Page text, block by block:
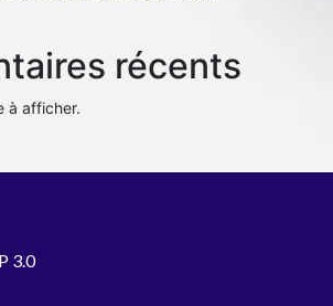
récents
à afficher.
3.0